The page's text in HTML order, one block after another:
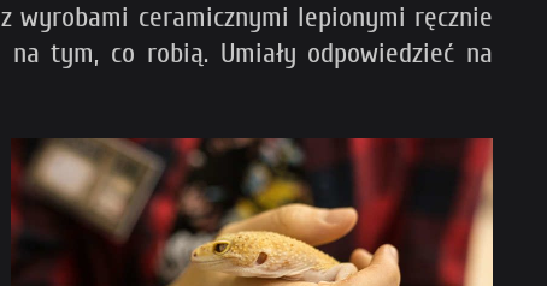
wyrobami ceramicznymi lepionymi ręcznie
tym, co robią. Umiały odpowiedzieć na